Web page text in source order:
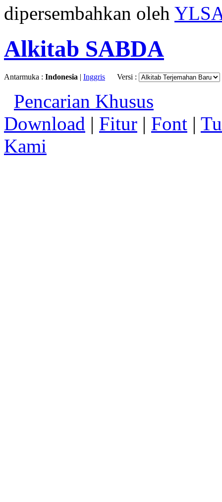
dipersembahkan oleh
Alkitab SABDA
Antarmuka : Indonesia | Inggris Versi :
Pencarian Khusus
Download | Fitur | Font |
Kami